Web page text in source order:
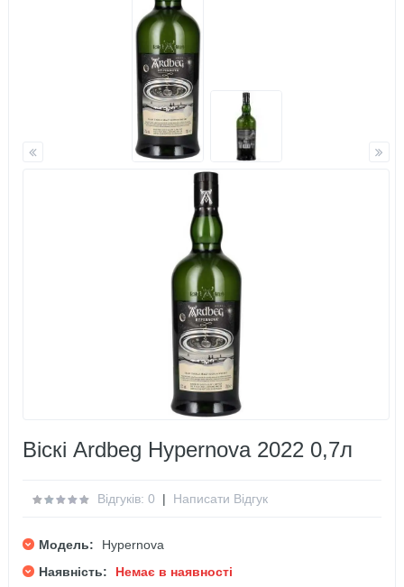
Віскі Ardbeg Hypernova 2022 0,7л
Відгуків: 0 | Написати Відгук
Модель:
Hypernova
Наявність:
Немає в наявності